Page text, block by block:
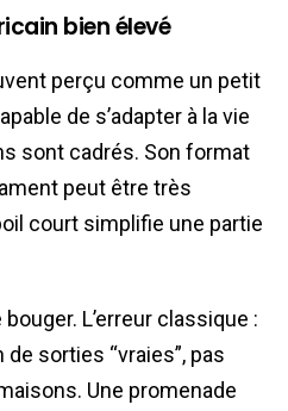
bien élevé
perçu comme un petit
de s’adapter à la vie
sont cadrés. Son format
peut être très
court simplifie une partie
L’erreur classique :
sorties “vraies”, pas
Une promenade